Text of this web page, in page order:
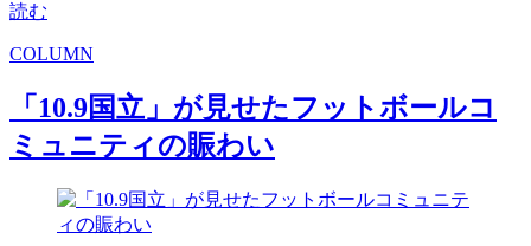
読む
COLUMN
「10.9国立」が見せたフットボールコ
ミュニティの賑わい